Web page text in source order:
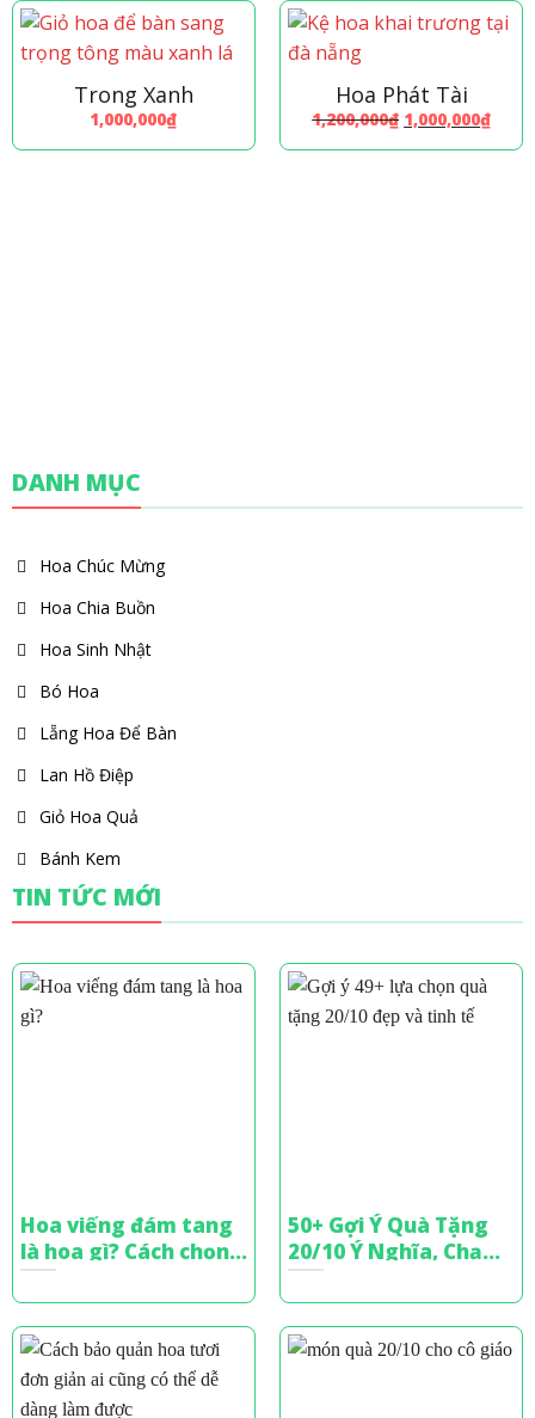
Trong Xanh
1,000,000₫
Hoa Phát Tài
1,200,000₫ Giá
gốc
là:
1,000,000₫Giá
hiện
tại
DANH MỤC
Hoa Chúc Mừng
Hoa Chia Buồn
Hoa Sinh Nhật
Bó Hoa
Lẵng Hoa Để Bàn
Lan Hồ Điệp
Giỏ Hoa Quả
Bánh Kem
TIN TỨC MỚI
Hoa viếng đám tang
là hoa gì? Cách chọn
hoa chia buồn tinh tế
50+ Gợi Ý Quà Tặng
20/10 Ý Nghĩa, Chạm
Đến Trái Tim Phái Đẹp